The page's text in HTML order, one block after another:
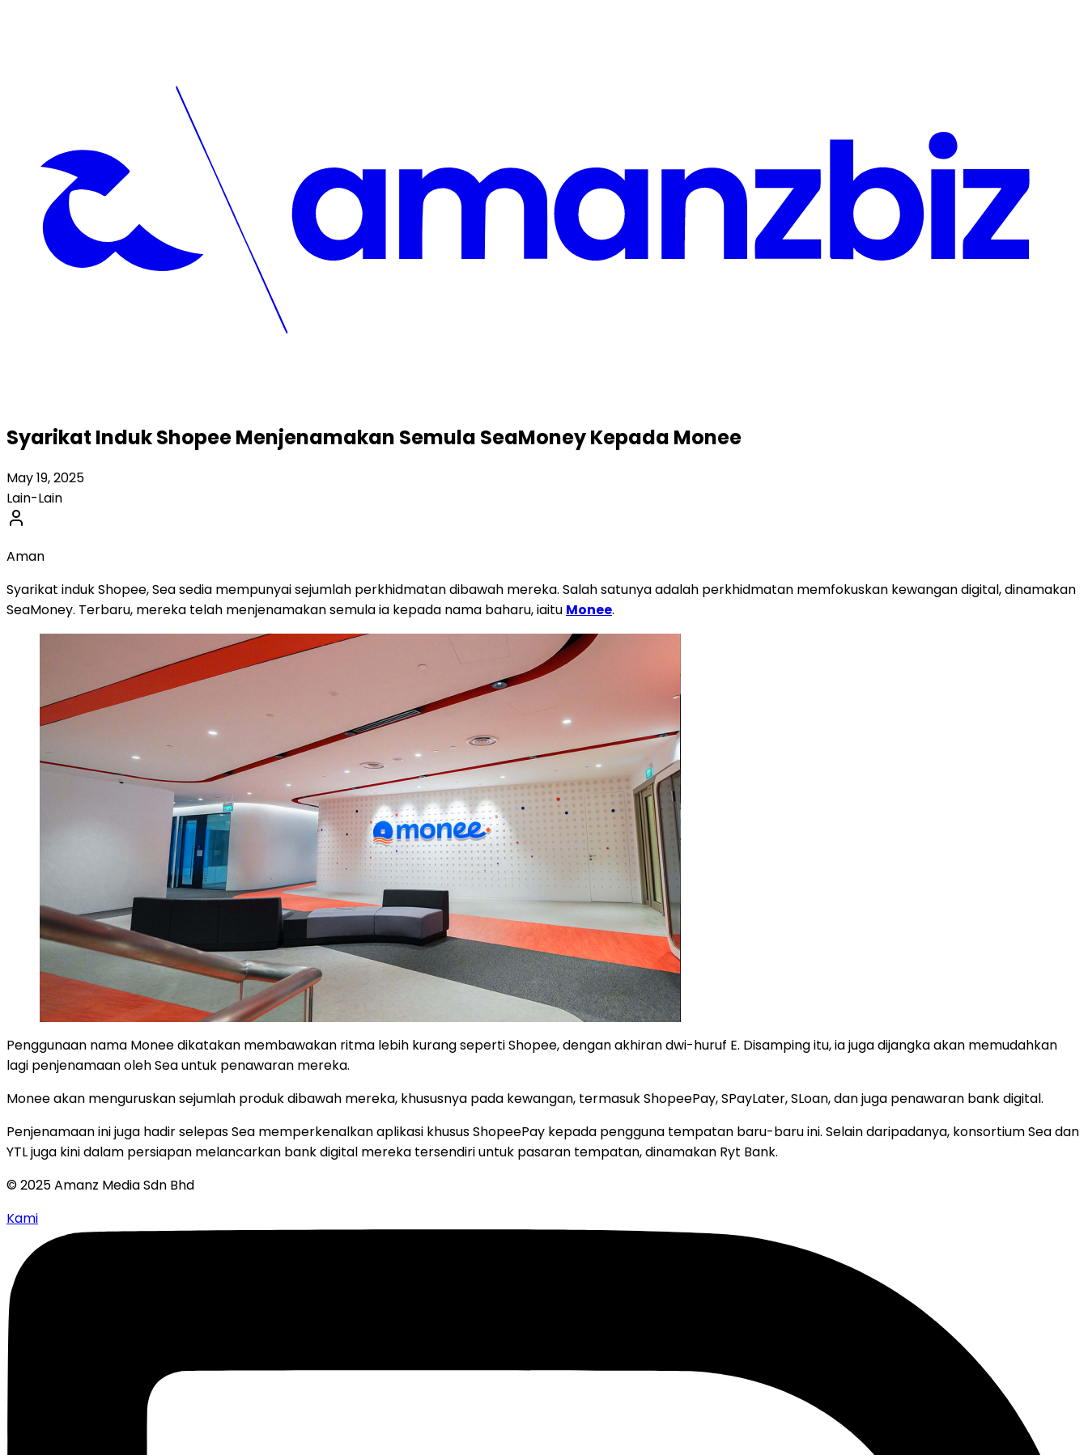
Syarikat Induk Shopee Menjenamakan Semula SeaMoney Kepada Monee
May 19, 2025
Lain-Lain
Aman
Syarikat induk Shopee, Sea sedia mempunyai sejumlah perkhidmatan dibawah mereka. Salah satunya adalah perkhidmatan memfokuskan kewangan digital, dinamakan
SeaMoney. Terbaru, mereka telah menjenamakan semula ia kepada nama baharu, iaitu Monee.
Penggunaan nama Monee dikatakan membawakan ritma lebih kurang seperti Shopee, dengan akhiran dwi-huruf E. Disamping itu, ia juga dijangka akan memudahkan
lagi penjenamaan oleh Sea untuk penawaran mereka.
Monee akan menguruskan sejumlah produk dibawah mereka, khususnya pada kewangan, termasuk ShopeePay, SPayLater, SLoan, dan juga penawaran bank digital.
Penjenamaan ini juga hadir selepas Sea memperkenalkan aplikasi khusus ShopeePay kepada pengguna tempatan baru-baru ini. Selain daripadanya, konsortium Sea dan
YTL juga kini dalam persiapan melancarkan bank digital mereka tersendiri untuk pasaran tempatan, dinamakan Ryt Bank.
© 2025 Amanz Media Sdn Bhd
Kami